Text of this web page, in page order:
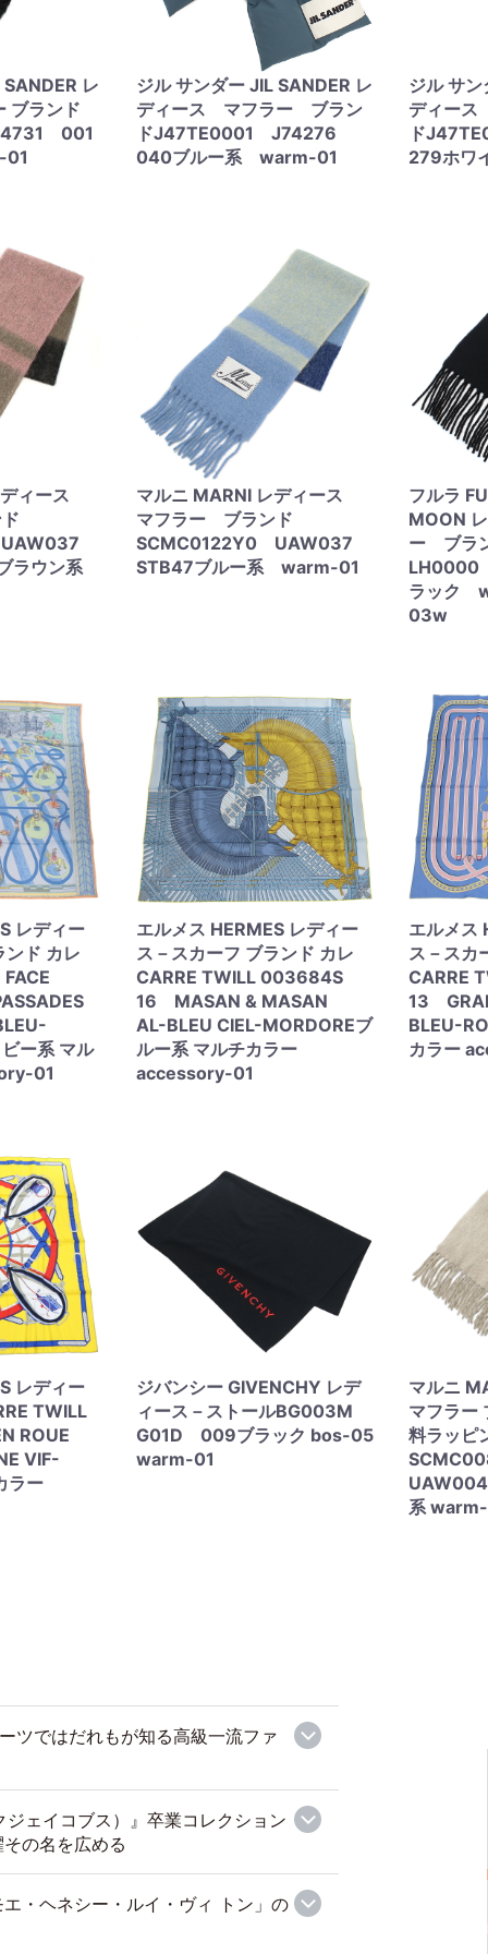
レ
ブランド
001
01
ジル サンダー JIL SANDER レ
ディース マフラー ブラン
ドJ47TE0001 J74276
040ブルー系 warm-01
ジル サ
ディー
ド
279ホワ
ィース
ラウン系
マルニ MARNI レディース
マフラー ブランド
SCMC0122Y0 UAW037
STB47ブルー系 warm-01
フルラ
MOON
ー ブラ
LH0000
ラック
03w
レディー
ド カレ
ー系 マル
01
エルメス HERMES レディー
ス－スカーフ ブランド カレ
CARRE TWILL 003684S
16 MASAN & MASAN
AL-BLEU CIEL-MORDOREブ
ルー系 マルチカラー
accessory-01
エルメス
ス－スカ
CARRE
13
BLEU-
カラー
レディー
TWILL
ROUE
VIF-
ラー
ジバンシー GIVENCHY レデ
ィース－ストールBG003M
G01D 009ブラック bos-05
warm-01
マルニ
マフラー
料ラッピ
系
ツではだれもが知る高級一流ファ
ェイコブス）』卒業コレクション
の名を広める
・ヘネシー・ルイ・ヴィ トン」の